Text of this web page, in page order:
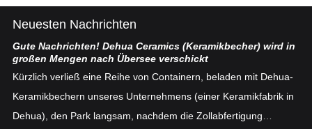
Neuesten Nachrichten
Gute Nachrichten! Dehua Ceramics (Keramikbecher) wird in
großen Mengen nach Übersee verschickt
Kürzlich verließ eine Reihe von Containern, beladen mit Dehua-
Keramikbechern unseres Unternehmens (einer Keramikfabrik in
Dehua), den Park langsam, nachdem die Zollabfertigung